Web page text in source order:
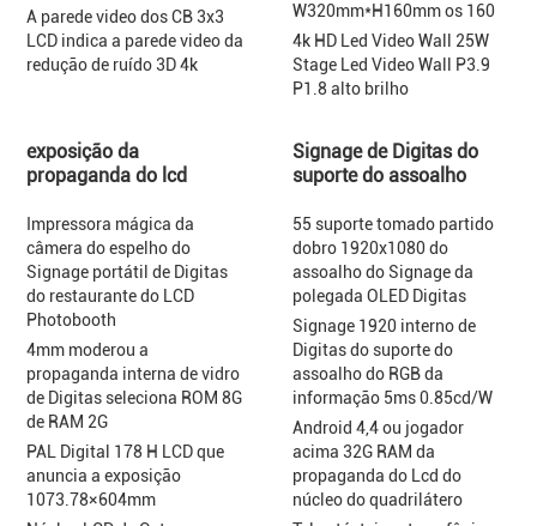
A parede video dos CB 3x3
LCD indica a parede video da
redução de ruído 3D 4k
W320mm*H160mm os 160
4k HD Led Video Wall 25W
Stage Led Video Wall P3.9
P1.8 alto brilho
exposição da
propaganda do lcd
Impressora mágica da
câmera do espelho do
Signage portátil de Digitas
do restaurante do LCD
Photobooth
4mm moderou a
propaganda interna de vidro
de Digitas seleciona ROM 8G
de RAM 2G
PAL Digital 178 H LCD que
anuncia a exposição
1073.78×604mm
Signage de Digitas do
suporte do assoalho
55 suporte tomado partido
dobro 1920x1080 do
assoalho do Signage da
polegada OLED Digitas
Signage 1920 interno de
Digitas do suporte do
assoalho do RGB da
informação 5ms 0.85cd/W
Android 4,4 ou jogador
acima 32G RAM da
propaganda do Lcd do
núcleo do quadrilátero